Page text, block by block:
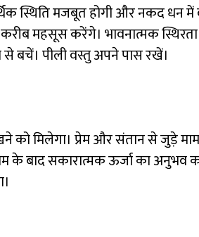
मजबूत होगी और नकद धन में
महसूस करेंगे। भावनात्मक
बचें। पीली वस्तु अपने पास रखें।
मिलेगा। प्रेम और संतान से जुड़े
के बाद सकारात्मक ऊर्जा का अनुभव